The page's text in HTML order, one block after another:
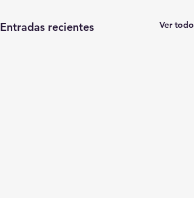
Entradas recientes Ver todo